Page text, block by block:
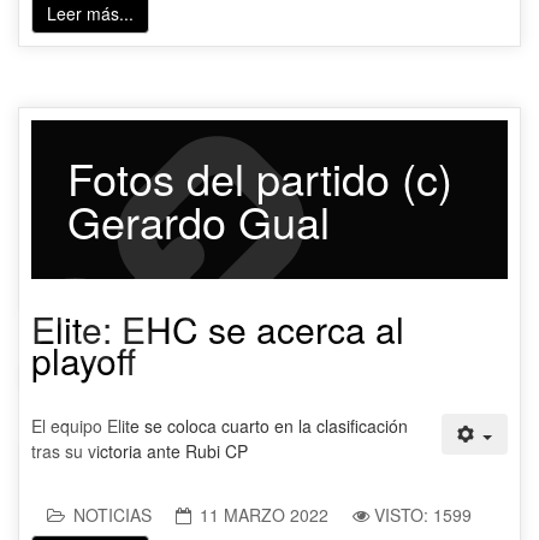
Leer más...
Fotos del partido (c)
Gerardo Gual
Elite: EHC se acerca al
playoff
El equipo Elite se coloca cuarto en la clasificación
tras su victoria ante Rubi CP
NOTICIAS 11 MARZO 2022
VISTO: 1599